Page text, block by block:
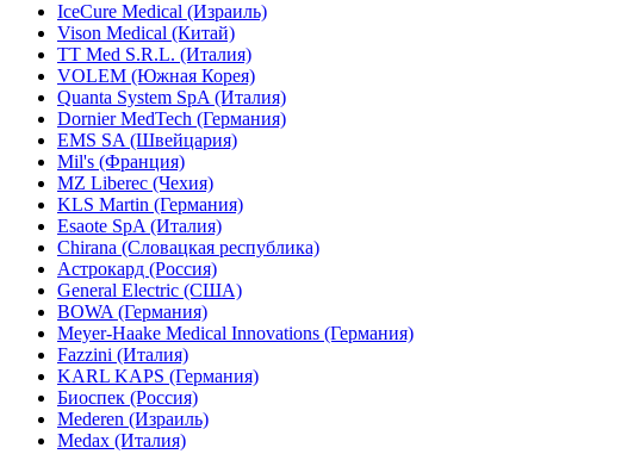
IceCure Medical (Израиль)
Vison Medical (Китай)
TT Med S.R.L. (Италия)
VOLEM (Южная Корея)
Quanta System SpA (Италия)
Dornier MedTech (Германия)
EMS SA (Швейцария)
Mil's (Франция)
MZ Liberec (Чехия)
KLS Martin (Германия)
Esaote SpA (Италия)
Chirana (Словацкая республика)
Астрокард (Россия)
General Electric (США)
BOWA (Германия)
Meyer-Haake Medical Innovations (Германия)
Fazzini (Италия)
KARL KAPS (Германия)
Биоспек (Россия)
Mederen (Израиль)
Medax (Италия)